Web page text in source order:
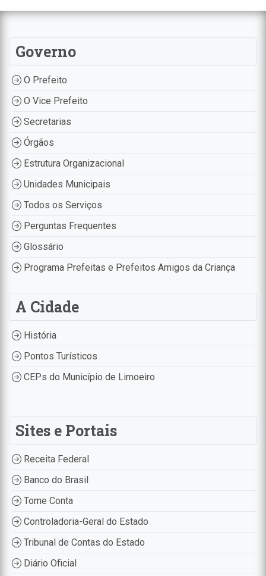
Governo
O Prefeito
O Vice Prefeito
Secretarias
Órgãos
Estrutura Organizacional
Unidades Municipais
Todos os Serviços
Perguntas Frequentes
Glossário
Programa Prefeitas e Prefeitos Amigos da Criança
A Cidade
História
Pontos Turísticos
CEPs do Município de Limoeiro
Sites e Portais
Receita Federal
Banco do Brasil
Tome Conta
Controladoria-Geral do Estado
Tribunal de Contas do Estado
Diário Oficial